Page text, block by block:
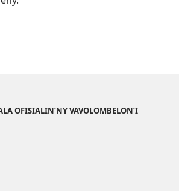
OFISIALIN’NY VAVOLOMBELON’I